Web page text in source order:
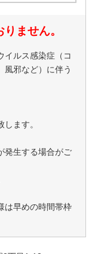
ません。
イルス感染症（コ
風邪など）に伴う
ます。
発生する場合がご
は早めの時間帯枠